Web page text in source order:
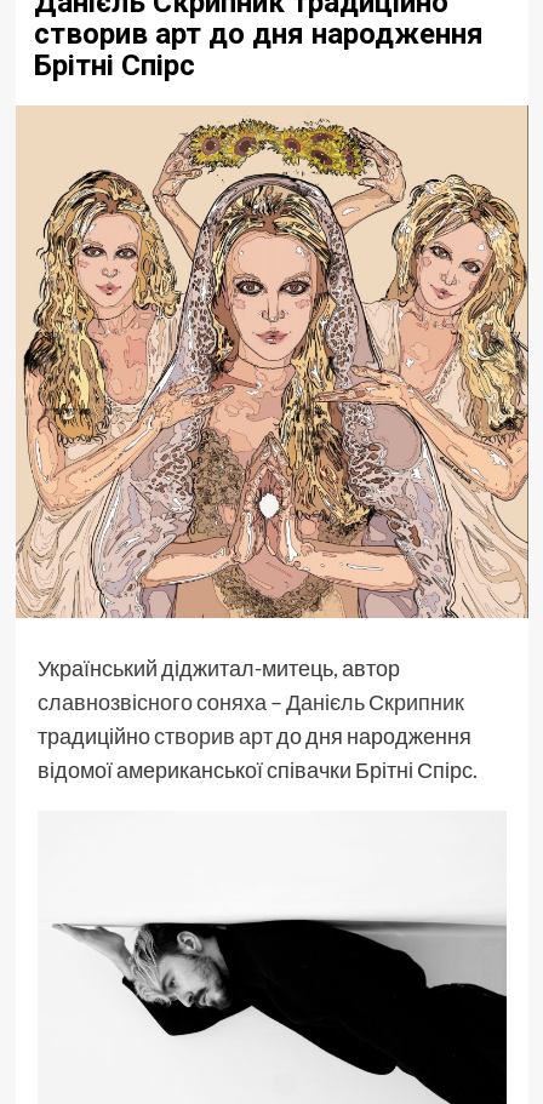
створив арт до дня народження
Брітні Спірс
Український діджитал-митець, автор
славнозвісного соняха –Данієль Скрипник
традиційностворив артдо дня народження
відомої американської співачки Брітні Спірс.